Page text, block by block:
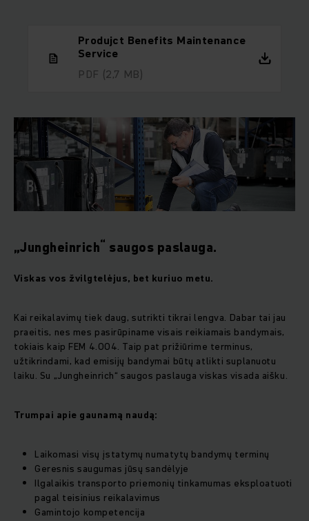
Produjct Benefits Maintenance
Service
PDF (2,7 MB)
„Jungheinrich“ saugos paslauga.
Viskas vos žvilgtelėjus, bet kuriuo metu.
Kai reikalavimų tiek daug, sutrikti tikrai lengva. Dabar tai jau
praeitis, nes mes pasirūpiname visais reikiamais bandymais,
tokiais kaip FEM 4.004. Taip pat prižiūrime terminus,
užtikrindami, kad emisijų bandymai būtų atlikti suplanuotu
laiku. Su „Jungheinrich“ saugos paslauga viskas visada aišku.
Trumpai apie gaunamą naudą:
Laikomasi visų įstatymų numatytų bandymų terminų
Geresnis saugumas jūsų sandėlyje
Ilgalaikis transporto priemonių tinkamumas eksploatuoti
pagal teisinius reikalavimus
Gamintojo kompetencija